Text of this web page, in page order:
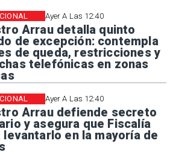
Ayer A Las 12:40
Arrau detalla quinto
de excepción: contempla
de queda, restricciones y
telefónicas en zonas
Ayer A Las 12:40
Arrau defiende secreto
y asegura que Fiscalía
levantarlo en la mayoría de